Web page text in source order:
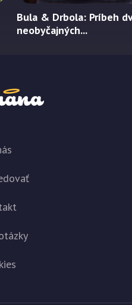
Bula & Drbola: Príbeh
neobyčajných...